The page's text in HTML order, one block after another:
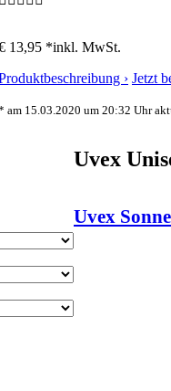
13,95 *inkl. MwSt.
› Jetzt
am 15.03.2020 um 20:32 Uhr
Uvex
Uvex